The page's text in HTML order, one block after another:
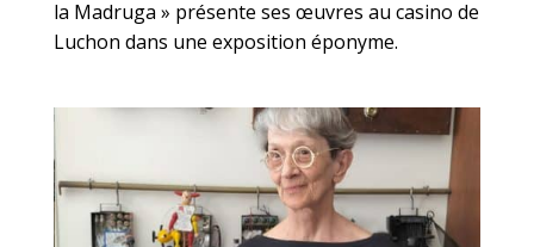
la Madruga » présente ses œuvres au casino de
Luchon dans une exposition éponyme.